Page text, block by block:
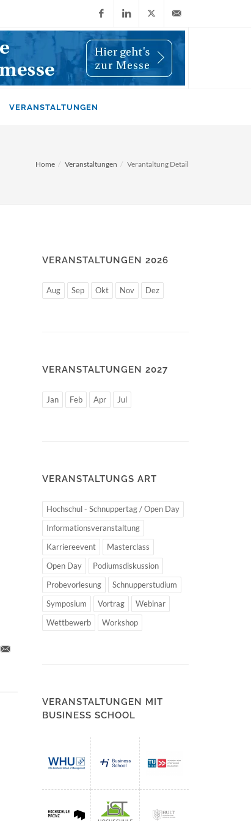
FacebookLinkedIn
X
(Twitter)
info@wiwi-
VERANSTALTUNGEN
Home Veranstaltungen Verantaltung Detail
VERANSTALTUNGEN 2026
Aug Sep Okt Nov Dez
VERANSTALTUNGEN 2027
Jan Feb Apr Jul
VERANSTALTUNGS ART
Hochschul - Schnuppertag / Open Day
Informationsveranstaltung
Karriereevent
Masterclass
Open Day
Podiumsdiskussion
Probevorlesung
Schnupperstudium
Symposium
Vortrag
Webinar
Wettbewerb
Workshop
VERANSTALTUNGEN MIT
BUSINESS SCHOOL